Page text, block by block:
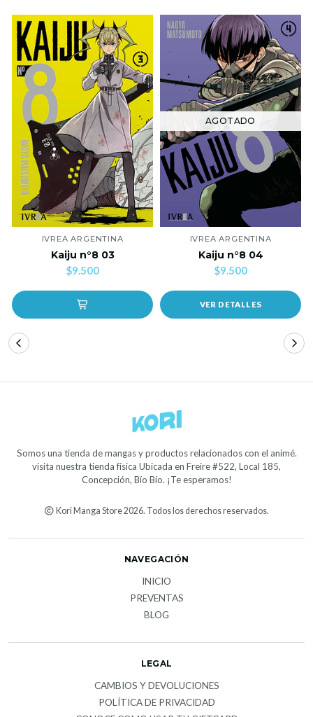
IVREA ARGENTINA
Kaiju n°8 03
$9.500
AGOTADO
IVREA ARGENTINA
Kaiju n°8 04
$9.500
VER DETALLES
Somos una tienda de mangas y productos relacionados con el animé.
visita nuestra tienda física Ubicada en Freire #522, Local 185,
Concepción, Bío Bío. ¡Te esperamos!
Kori Manga Store 2026. Todos los derechos reservados.
NAVEGACIÓN
INICIO
PREVENTAS
BLOG
LEGAL
CAMBIOS Y DEVOLUCIONES
POLÍTICA DE PRIVACIDAD